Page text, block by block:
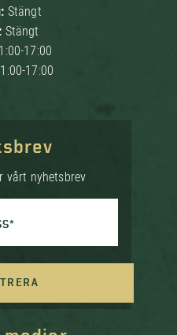
Stängt
Stängt
17:00
17:00
vårt nyhetsbrev